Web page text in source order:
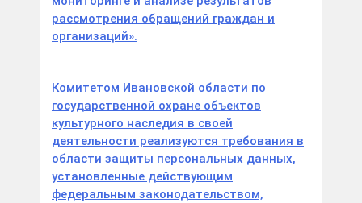
рассмотрения обращений граждан и
организаций».
Комитетом Ивановской области по
государственной охране объектов
культурного наследия в своей
деятельности реализуются требования в
области защиты персональных данных,
установленные действующим
федеральным законодательством,